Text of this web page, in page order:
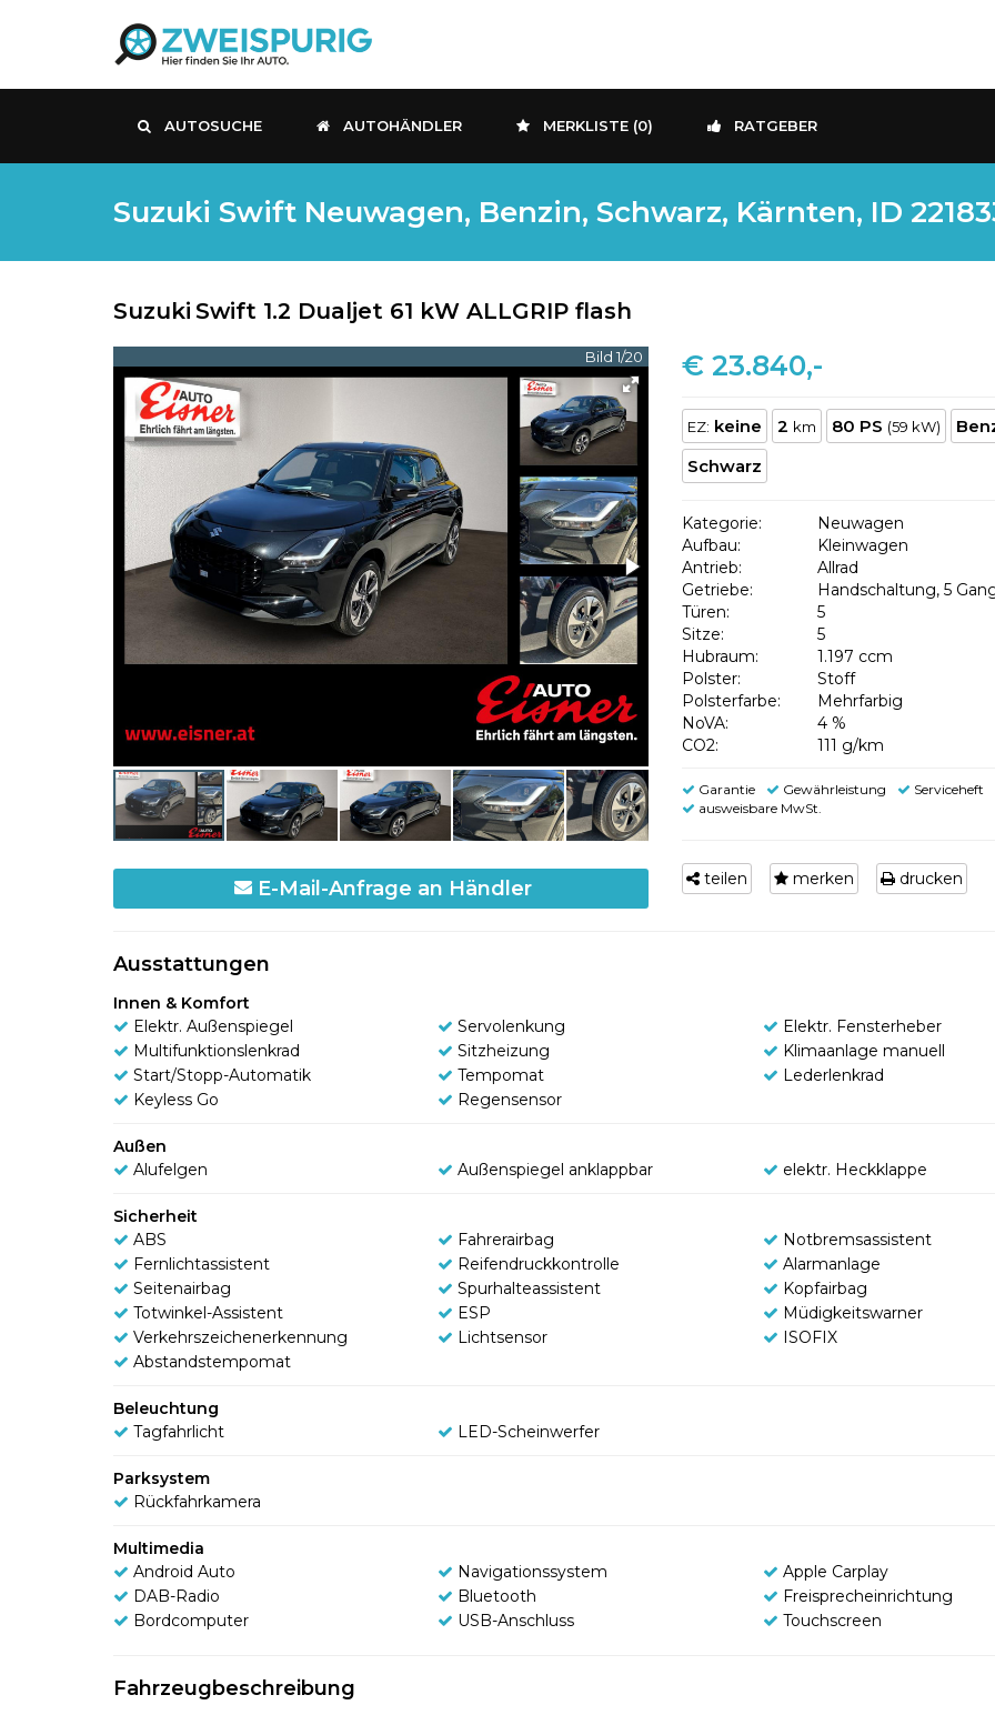
AUTOSUCHE AUTOHÄNDLER MERKLISTE (0) RATGEBER
Suzuki Swift Neuwagen, Benzin, Schwarz, Kärnten, ID
Suzuki Swift 1.2 Dualjet 61 kW ALLGRIP flash
Bild 1/20
E-Mail-Anfrage an Händler
€ 23.840,-
EZ: keine 2 km 80 PS (59 kW)
Schwarz
Kategorie:
Neuwagen
Aufbau:
Kleinwagen
Antrieb:
Allrad
Getriebe:
Handschaltung, 5
Türen:
5
Sitze:
5
Hubraum:
1.197 ccm
Polster:
Stoff
Polsterfarbe:
Mehrfarbig
NoVA:
4 %
CO2:
111 g/km
Garantie Gewährleistung
Serviceheft
ausweisbare MwSt.
teilen merken drucken
Ausstattungen
Innen & Komfort
Elektr. Außenspiegel
Servolenkung
Elektr. Fensterheber
Multifunktionslenkrad
Sitzheizung
Klimaanlage manuell
Start/Stopp-Automatik
Tempomat
Lederlenkrad
Keyless Go
Regensensor
Außen
Alufelgen
Außenspiegel anklappbar elektr. Heckklappe
Sicherheit
ABS
Fahrerairbag
Notbremsassistent
Fernlichtassistent
Reifendruckkontrolle
Alarmanlage
Seitenairbag
Spurhalteassistent
Kopfairbag
Totwinkel-Assistent
ESP
Müdigkeitswarner
Verkehrszeichenerkennung
Lichtsensor
ISOFIX
Abstandstempomat
Beleuchtung
Tagfahrlicht
LED-Scheinwerfer
Parksystem
Rückfahrkamera
Multimedia
Android Auto
Navigationssystem
Apple Carplay
DAB-Radio
Bluetooth
Freisprecheinrichtung
Bordcomputer
USB-Anschluss Touchscreen
Fahrzeugbeschreibung